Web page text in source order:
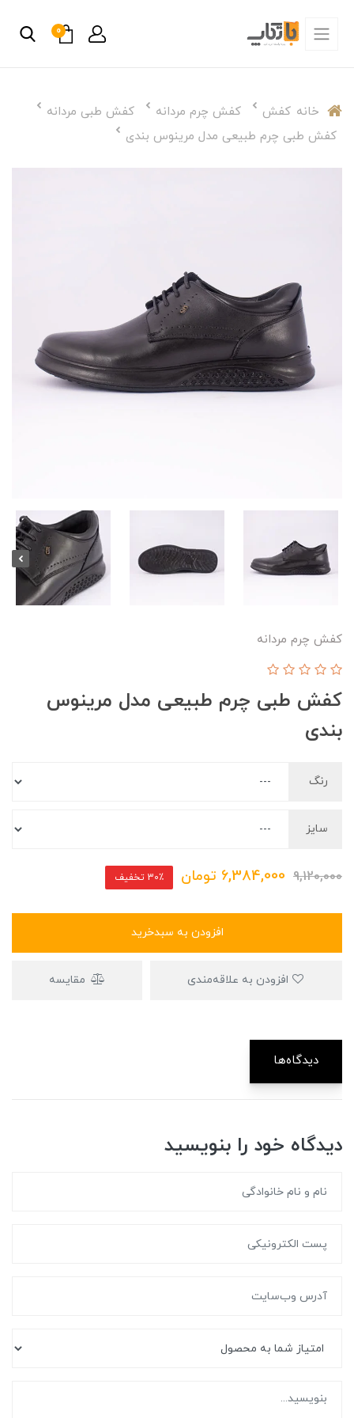
0
خانه کفش کفش چرم مردانه
کفش طبی مردانه
کفش طبی چرم طبیعی مدل مرینوس بندی
کفش چرم مردانه
کفش طبی چرم طبیعی مدل مرینوس
بندی
رنگ
سایز
9,120,000
6,384,000 تومان 30٪ تخفیف
افزودن به سبدخرید
مقایسه
دیدگاه‌ها
دیدگاه خود را بنویسید